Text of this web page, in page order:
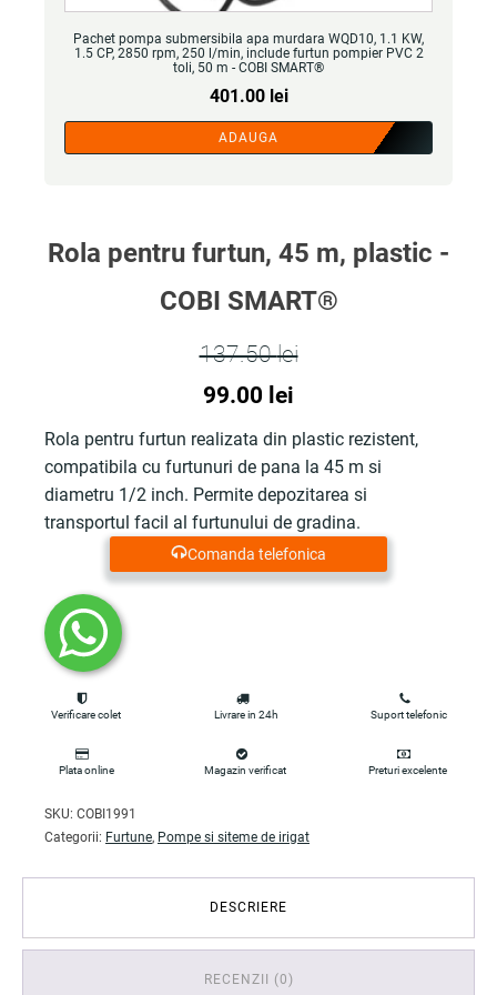
Pachet pompa submersibila apa murdara WQD10, 1.1 KW,
1.5 CP, 2850 rpm, 250 l/min, include furtun pompier PVC 2
toli, 50 m - COBI SMART®
401.00 lei
ADAUGA
Rola pentru furtun, 45 m, plastic -
COBI SMART®
137.50lei
Prețul
inițial
a
fost:
137.50 lei.
99.00 lei
curent
este:
99.00 lei.
Rola pentru furtun realizata din plastic rezistent,
compatibila cu furtunuri de pana la 45 m si
diametru 1/2 inch. Permite depozitarea si
transportul facil al furtunului de gradina.
Comanda telefonica
Verificare colet Livrare in 24h Suport telefonic
Plata online Magazin verificat Preturi excelente
SKU: COBI1991
Categorii: Furtune, Pompe si siteme de irigat
DESCRIERE
RECENZII (0)